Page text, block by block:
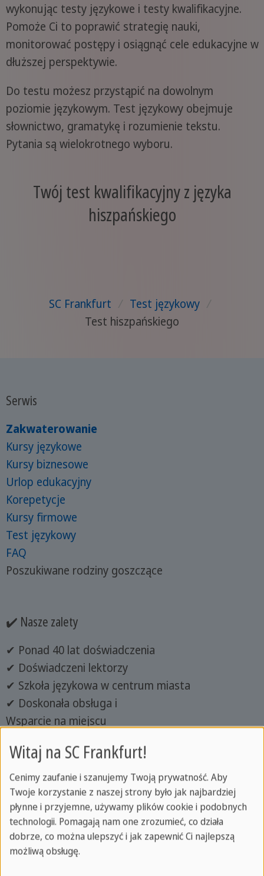
wykonując testy językowe i testy kwalifikacyjne.
Pomoże Ci to poprawić strategię nauki,
monitorować postępy i osiągnąć cele edukacyjne w
dłuższej perspektywie.
Do testu możesz przystąpić na dowolnym
poziomie językowym. Test językowy obejmuje
słownictwo, gramatykę i rozumienie tekstu.
Pytania są wielokrotnego wyboru.
Twój test kwalifikacyjny z języka
hiszpańskiego
SC Frankfurt / Test językowy /
Test hiszpańskiego
Serwis
Zakwaterowanie
Kursy językowe
Kursy biznesowe
Urlop edukacyjny
Korepetycje
Kursy firmowe
Test językowy
FAQ
Poszukiwane rodziny goszczące
✔️ Nasze zalety
✔ Ponad 40 lat doświadczenia
✔ Doświadczeni lektorzy
✔ Szkoła językowa w centrum miasta
✔ Doskonała obsługa i
Wsparcie na miejscu
✔ Uznanie jako urlop edukacyjny
✔ Bezgraniczna różnorodność językowa
Kontakt
Od poniedziałku do piątku
Witaj na SC Frankfurt!
Cenimy zaufanie i szanujemy Twoją prywatność. Aby
Twoje korzystanie z naszej strony było jak najbardziej
płynne i przyjemne, używamy plików cookie i podobnych
technologii. Pomagają nam one zrozumieć, co działa
dobrze, co można ulepszyć i jak zapewnić Ci najlepszą
możliwą obsługę.